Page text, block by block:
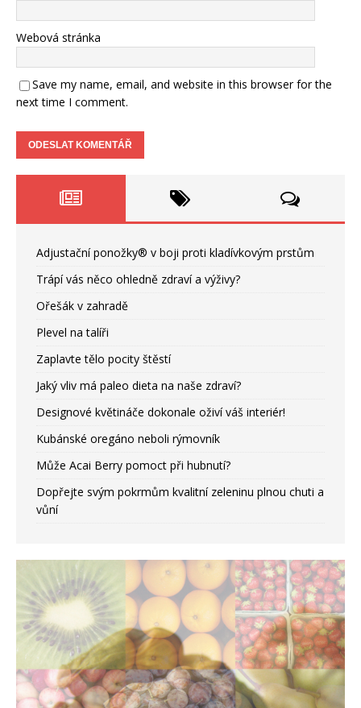
Webová stránka
Save my name, email, and website in this browser for the
next time I comment.
Adjustační ponožky® v boji proti kladívkovým prstům
Trápí vás něco ohledně zdraví a výživy?
Ořešák v zahradě
Plevel na talíři
Zaplavte tělo pocity štěstí
Jaký vliv má paleo dieta na naše zdraví?
Designové květináče dokonale oživí váš interiér!
Kubánské oregáno neboli rýmovník
Může Acai Berry pomoct při hubnutí?
Dopřejte svým pokrmům kvalitní zeleninu plnou chuti a
vůní